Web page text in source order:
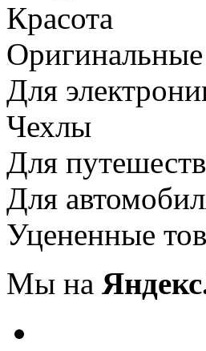
Красота
Для
Чехлы
Для
Для
Уцененные
Мы на